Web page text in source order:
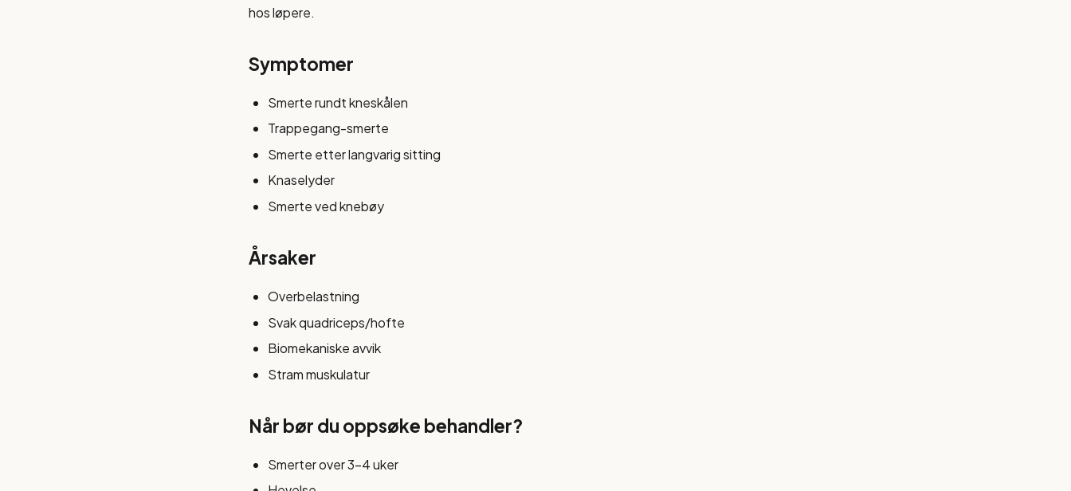
hos løpere.
Symptomer
Smerte rundt kneskålen
Trappegang-smerte
Smerte etter langvarig sitting
Knaselyder
Smerte ved knebøy
Årsaker
Overbelastning
Svak quadriceps/hofte
Biomekaniske avvik
Stram muskulatur
Når bør du oppsøke behandler?
Smerter over 3-4 uker